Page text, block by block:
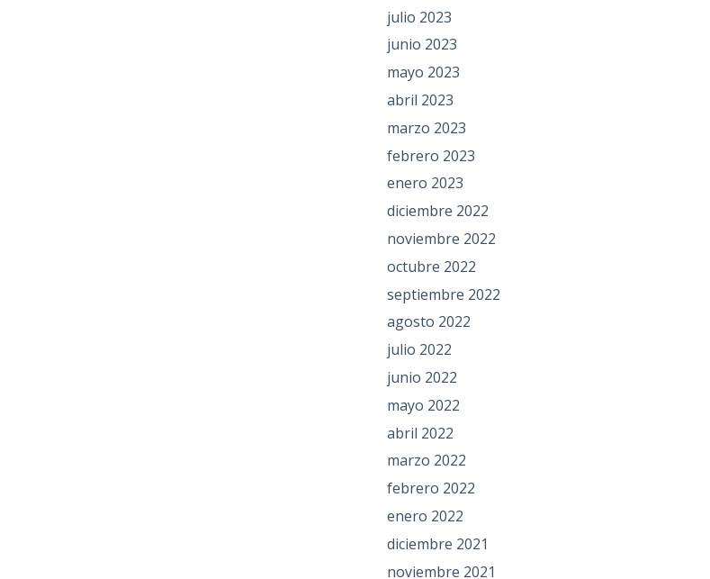
julio 2023
junio 2023
mayo 2023
abril 2023
marzo 2023
febrero 2023
enero 2023
diciembre 2022
noviembre 2022
octubre 2022
septiembre 2022
agosto 2022
julio 2022
junio 2022
mayo 2022
abril 2022
marzo 2022
febrero 2022
enero 2022
diciembre 2021
noviembre 2021